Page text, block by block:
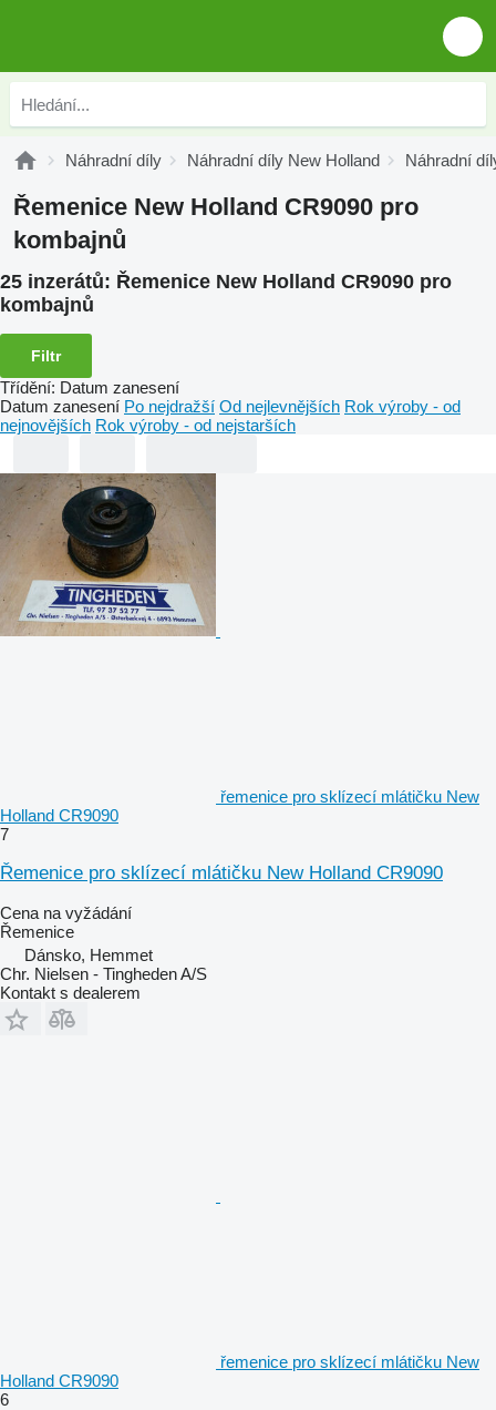
Náhradní díly Náhradní díly New Holland Náhradní
Řemenice New Holland CR9090 pro
kombajnů
25 inzerátů: Řemenice New Holland CR9090 pro
kombajnů
Filtr
Třídění: Datum zanesení
Datum zanesení Po nejdražší Od nejlevnějších Rok výroby - od
nejnovějších Rok výroby - od nejstarších
řemenice pro sklízecí mlátičku New
Holland CR9090
7
Řemenice pro sklízecí mlátičku New Holland CR9090
Cena na vyžádání
Řemenice
Dánsko, Hemmet
Chr. Nielsen - Tingheden A/S
Kontakt s dealerem
řemenice pro sklízecí mlátičku New
Holland CR9090
6